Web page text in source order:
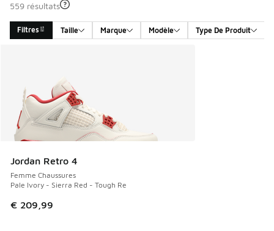
559 résultats
Filtres Taille Marque Modèle Type De Produit
Jordan Retro 4
Femme Chaussures
Pale Ivory - Sierra Red - Tough Re
€ 209,99